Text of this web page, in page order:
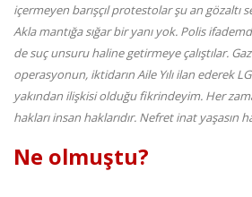
içermeyen barışçıl protestolar şu an gözaltı
Akla mantığa sığar bir yanı yok. Polis
de suç unsuru haline getirmeye çalıştılar.
operasyonun, iktidarın Aile Yılı ilan ederek
yakından ilişkisi olduğu fikrindeyim. Her
hakları insan haklarıdır. Nefret inat yaşasın
Ne olmuştu?